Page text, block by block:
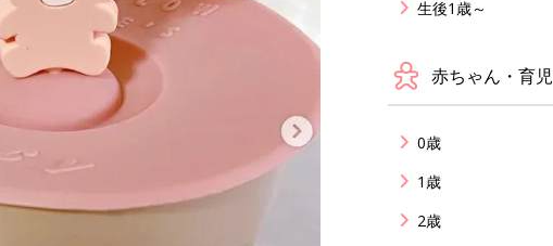
生後1歳～
赤ちゃん・育児
0歳
1歳
2歳